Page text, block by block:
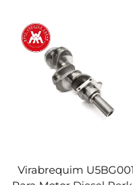
Virabrequim